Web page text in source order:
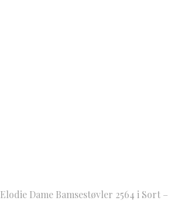
Elodie Dame Bamsestøvler 2564 i Sort –